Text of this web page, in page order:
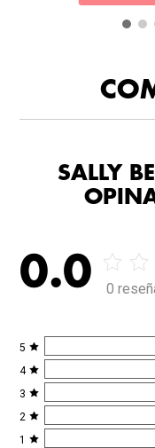
SALLY
0.0 0
5
4
3
2
1